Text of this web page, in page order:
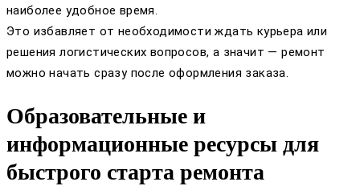
наиболее удобное время.
Это избавляет от необходимости ждать курьера или
решения логистических вопросов, а значит — ремонт
можно начать сразу после оформления заказа.
Образовательные и
информационные ресурсы для
быстрого старта ремонта